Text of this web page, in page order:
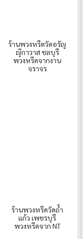
ร้านพวงหรีดวัดอรัญ
ญิกาวาส ชลบุรี
พวงหรีดจากงาน
จราจร
ร้านพวงหรีดวัดถ้ำ
แก้ว เพชรบุรี
พวงหรีดจาก NT